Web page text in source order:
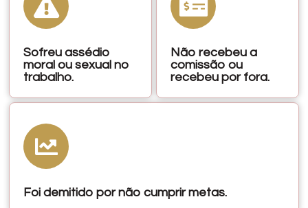
Sofreu assédio
moral ou sexual no
trabalho.
Não recebeu a
comissão ou
recebeu por fora.
Foi demitido por não cumprir metas.